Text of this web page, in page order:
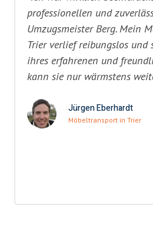
professionellen und
Umzugsmeister Berg. Mein
Trier verlief reibungslos und
ihres erfahrenen und
kann sie nur wärmstens
Jürgen Eberhardt
Möbeltransport in Trier